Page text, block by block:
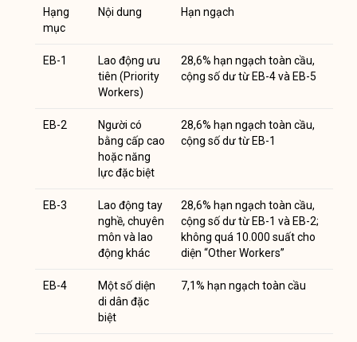
Hạng
mục
Nội dung Hạn ngạch
EB-1
Lao động ưu
tiên (Priority
Workers)
28,6% hạn ngạch toàn cầu,
cộng số dư từ EB-4 và EB-5
EB-2
Người có
bằng cấp cao
hoặc năng
lực đặc biệt
28,6% hạn ngạch toàn cầu,
cộng số dư từ EB-1
EB-3
Lao động tay
nghề, chuyên
môn và lao
động khác
28,6% hạn ngạch toàn cầu,
cộng số dư từ EB-1 và EB-2;
không quá 10.000 suất cho
diện “Other Workers”
EB-4
Một số diện
di dân đặc
biệt
7,1% hạn ngạch toàn cầu